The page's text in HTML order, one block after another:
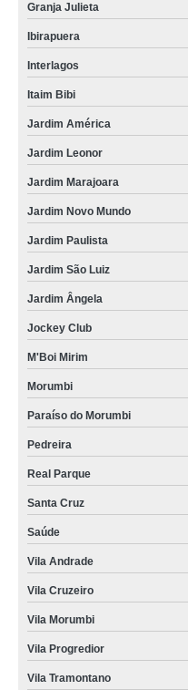
Granja Julieta
Ibirapuera
Interlagos
Itaim Bibi
Jardim América
Jardim Leonor
Jardim Marajoara
Jardim Novo Mundo
Jardim Paulista
Jardim São Luiz
Jardim Ângela
Jockey Club
M'Boi Mirim
Morumbi
Paraíso do Morumbi
Pedreira
Real Parque
Santa Cruz
Saúde
Vila Andrade
Vila Cruzeiro
Vila Morumbi
Vila Progredior
Vila Tramontano